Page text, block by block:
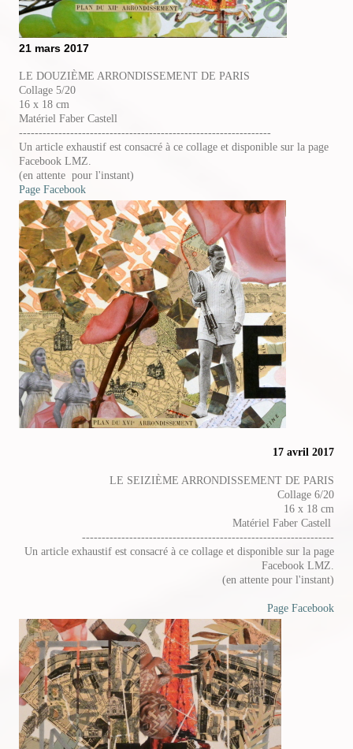
21 mars 2017
LE DOUZIÈME ARRONDISSEMENT DE PARIS
Collage 5/20
16 x 18 cm
Matériel Faber Castell
----------------------------------------------------------------
Un article exhaustif est consacré à ce collage et disponible sur la page
Facebook LMZ.
(en attente pour l'instant)
Page Facebook
17 avril 2017
LE SEIZIÈME ARRONDISSEMENT DE PARIS
Collage 6/20
16 x 18 cm
Matériel Faber Castell
----------------------------------------------------------------
Un article exhaustif est consacré à ce collage et disponible sur la page
Facebook LMZ.
(en attente pour l'instant)
Page Facebook